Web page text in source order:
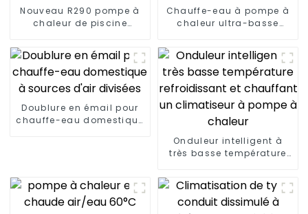
Nouveau R290 pompe à
chaleur de piscine
chauffe-eau
Chauffe-eau à pompe à
chaleur ultra-basse
Doublure en émail pour
chauffe-eau domestique
Onduleur intelligent à
très basse température
chauffant un climatiseur
à pompe à chaleur